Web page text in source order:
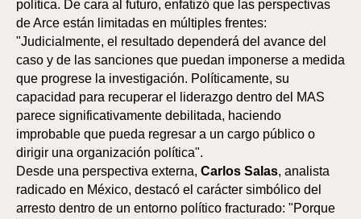
política. De cara al futuro, enfatizó que las perspectivas
de Arce están limitadas en múltiples frentes:
"Judicialmente, el resultado dependerá del avance del
caso y de las sanciones que puedan imponerse a medida
que progrese la investigación. Políticamente, su
capacidad para recuperar el liderazgo dentro del MAS
parece significativamente debilitada, haciendo
improbable que pueda regresar a un cargo público o
dirigir una organización política".
Desde una perspectiva externa, Carlos Salas, analista
radicado en México, destacó el carácter simbólico del
arresto dentro de un entorno político fracturado: "Porque